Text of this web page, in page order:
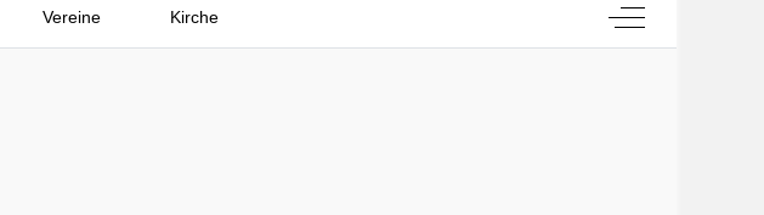
Vereine Kirche Off-Canvas